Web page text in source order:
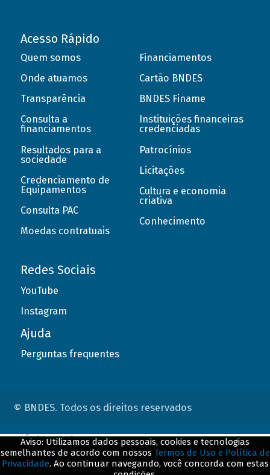
Acesso Rápido
Quem somos
Onde atuamos
Transparência
Consulta a
financiamentos
Resultados para a
sociedade
Credenciamento de
Equipamentos
Consulta PAC
Moedas contratuais
Financiamentos
Cartão BNDES
BNDES Finame
Instituições financeiras
credenciadas
Patrocínios
Licitações
Cultura e economia
criativa
Conhecimento
Redes Sociais
YouTube
Instagram
Ajuda
Perguntas frequentes
© BNDES. Todos os direitos reservados
Aviso: Utilizamos dados pessoais, cookies e tecnologias
semelhantes de acordo com nossos Termos de Uso e Política de
Privacidade. Ao continuar navegando, você concorda com estas
ConteÃºdo complementar
${title}${badge}